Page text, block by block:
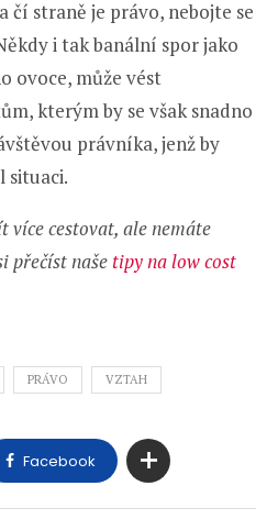
čí straně je právo, nebojte se
i tak banální spor jako
ovoce, může vést
kterým by se však snadno
právníka, jenž by
situaci.
více cestovat, ale nemáte
přečíst naše tipy na low cost
PRÁVO VZTAH
Facebook